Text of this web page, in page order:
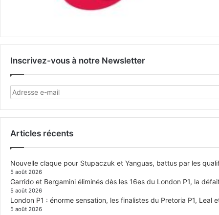
Inscrivez-vous à notre Newsletter
Articles récents
Nouvelle claque pour Stupaczuk et Yanguas, battus par les
5 août 2026
Garrido et Bergamini éliminés dès les 16es du London P1, la
5 août 2026
London P1 : énorme sensation, les finalistes du Pretoria P1, Leal
5 août 2026